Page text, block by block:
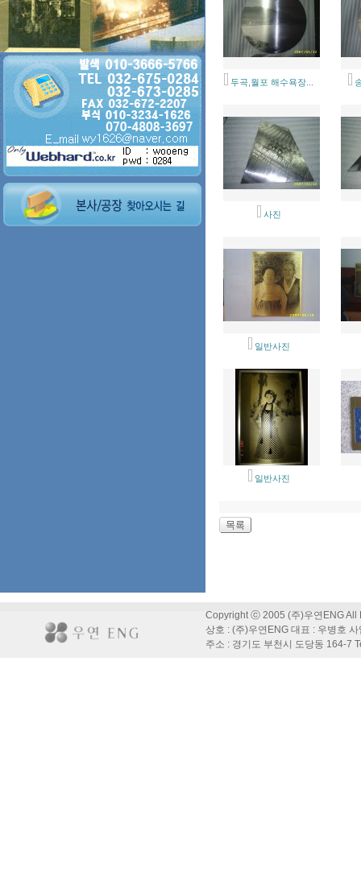
두곡,월포 해수욕장...
사진
일반사진
일반사진
Copyright ⓒ 2005 (주)우연ENG
상호 : (주)우연ENG 대표 : 우병호
주소 : 경기도 부천시 도당동 164-7